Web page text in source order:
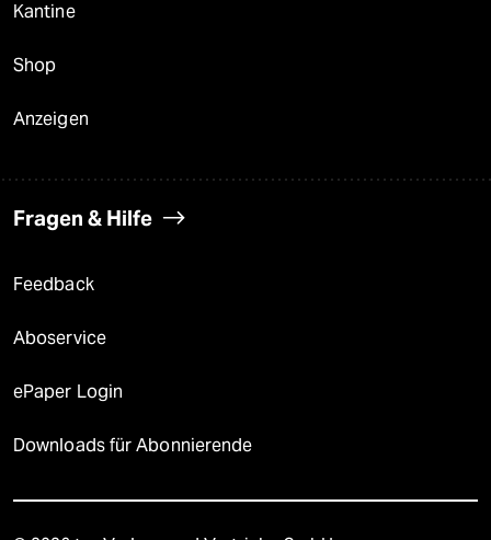
Kantine
Shop
Anzeigen
Fragen & Hilfe
Feedback
Aboservice
ePaper Login
Downloads für Abonnierende